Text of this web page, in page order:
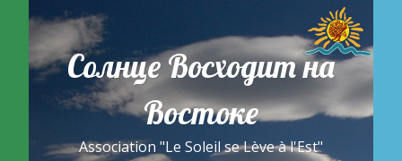
content
Солнце Восходит на
Востоке
Association "Le Soleil se Lève à l'Est"